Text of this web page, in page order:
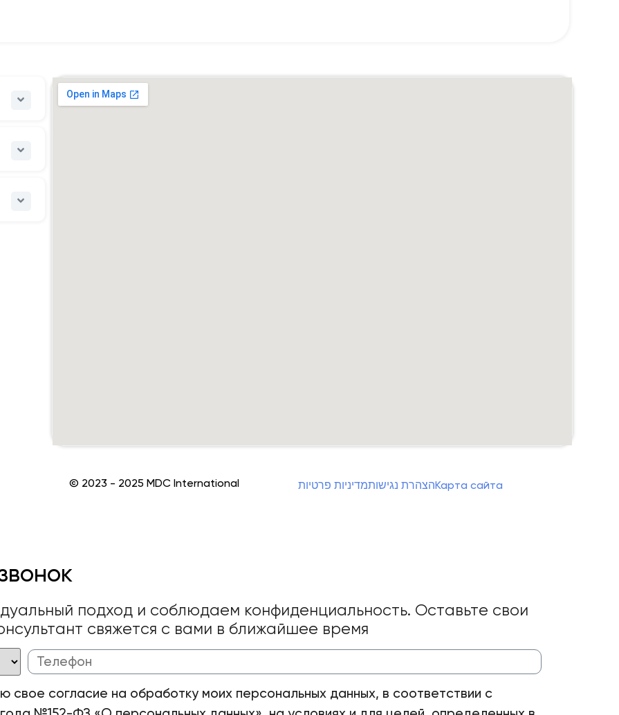
© 2023 - 2025 MDC International מדיניות פרטיותהצהרת נגישותКарта сайта
подход и соблюдаем конфиденциальность. Оставьте свои
свяжется с вами в ближайшее время
свое согласие на обработку моих персональных данных, в соответствии с